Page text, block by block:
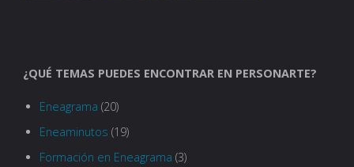
¿QUÉ TEMAS PUEDES ENCONTRAR EN PERSONARTE?
Eneagrama (20)
Eneaminutos (19)
Formación en Eneagrama (3)